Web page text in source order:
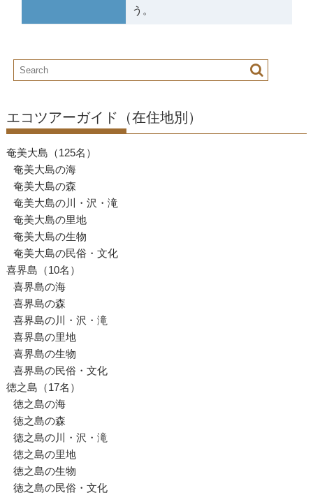
う。
エコツアーガイド（在住地別）
奄美大島（125名）
奄美大島の海
奄美大島の森
奄美大島の川・沢・滝
奄美大島の里地
奄美大島の生物
奄美大島の民俗・文化
喜界島（10名）
喜界島の海
喜界島の森
喜界島の川・沢・滝
喜界島の里地
喜界島の生物
喜界島の民俗・文化
徳之島（17名）
徳之島の海
徳之島の森
徳之島の川・沢・滝
徳之島の里地
徳之島の生物
徳之島の民俗・文化